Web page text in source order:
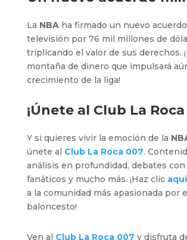
La NBAha firmado un nuevo
televisión por 76 mil millones de
triplicando el valor de sus derechos.
montaña de dinero que impulsará
crecimiento de la liga!
¡Únete al Club La
Y si quieres vivir la emoción de la
únete al Club La Roca 007.
análisis en profundidad, debates
fanáticos y mucho más. ¡Haz clic aquí
a la comunidad más apasionada por
baloncesto!
Ven al Club La Roca 007 y disfruta